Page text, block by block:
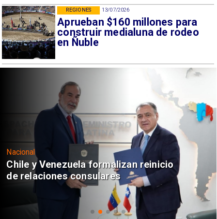
13/07/2026
Aprueban $160 millones para
construir medialuna de rodeo
en Ñuble
REGIONES
Nacional
Chile y Venezuela formalizan reinicio
de relaciones consulares